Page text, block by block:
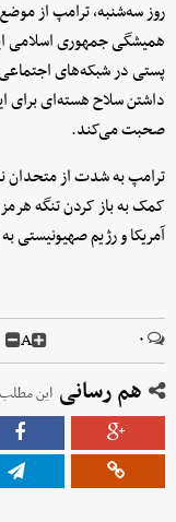
روز سه‌شنبه، ترامپ از
همیشگی جمهوری اسلامی
پستی در شبکه‌های
داشتن سلاح هسته‌ای برای
صحبت می‌کند.
ترامپ به شدت از متحدان
کمک به باز کردن تنگه
آمریکا و رژیم صهیونیستی
۰ A
هم رسانی این